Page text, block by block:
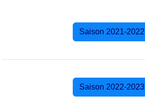
Saison 2021-2022
Saison 2022-2023